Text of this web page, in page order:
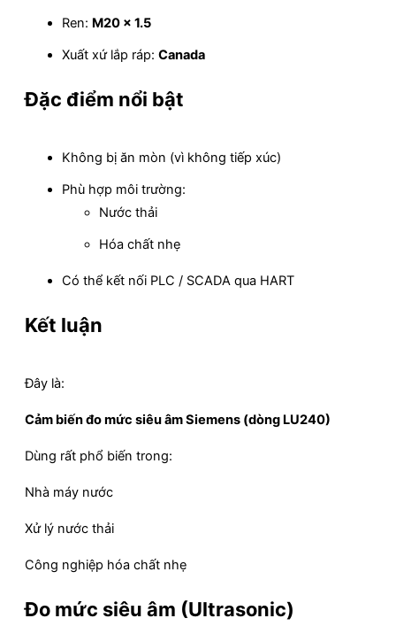
Ren: M20 x 1.5
Xuất xứ lắp ráp: Canada
Đặc điểm nổi bật
Không bị ăn mòn (vì không tiếp xúc)
Phù hợp môi trường:
Nước thải
Hóa chất nhẹ
Có thể kết nối PLC / SCADA qua HART
Kết luận
Đây là:
Cảm biến đo mức siêu âm Siemens (dòng LU240)
Dùng rất phổ biến trong:
Nhà máy nước
Xử lý nước thải
Công nghiệp hóa chất nhẹ
Đo mức siêu âm (Ultrasonic)